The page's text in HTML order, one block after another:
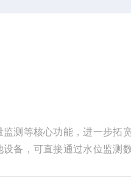
测等核心功能，进一步拓
备，可直接通过水位监测